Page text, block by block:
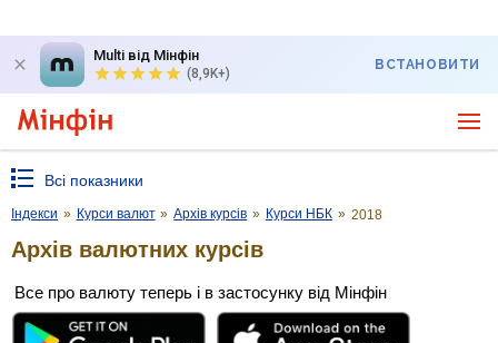
Multi від Мінфін
(8,9K+)
ВСТАНОВИТИ
Всі показники
Індекси » Курси валют » Архів курсів » Курси НБК » 2018
Архів валютних курсів
Все про валюту теперь і в застосунку від Мінфін